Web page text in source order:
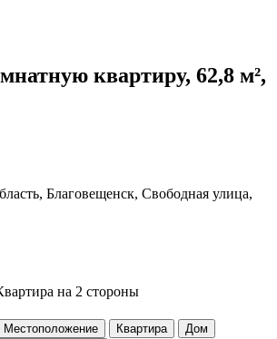
квартиру, 62,8 м²,
Благовещенск, Свободная улица,
на 2 стороны
Местоположение Квартира
Дом